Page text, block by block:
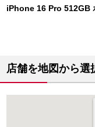
iPhone 16 Pro 512GB
店舗を地図から選